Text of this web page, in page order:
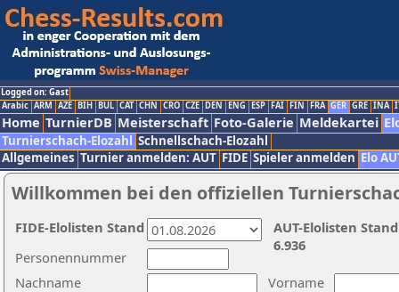
Logged on: Gast
Arabic ARM AZE BIH BUL CAT CHN CRO CZE DEN ENG ESP FAI FIN FRA GER GRE INA
Home TurnierDB Meisterschaft Foto-Galerie Meldekartei
Turnierschach-Elozahl Schnellschach-Elozahl
Allgemeines Turnier anmelden: AUT FIDE Spieler anmelden Elo
Willkommen bei den offiziellen
Nachname
Vorname
Personennummer
AUT-Elolisten
6.936
FIDE-Elolisten Stand